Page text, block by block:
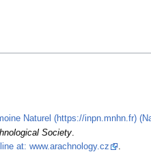
Naturel (https://inpn.mnhn.fr)
Society.
at: www.arachnology.cz